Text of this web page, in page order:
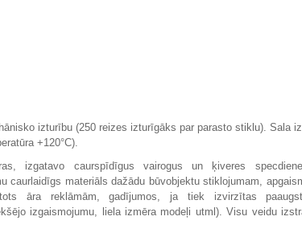
izturību (250 reizes izturīgāks par parasto stiklu). Sala
+120°С).
izgatavo caurspīdīgus vairogus un ķiveres
caurlaidīgs materiāls dažādu būvobjektu stiklojumam,
āra reklāmām, gadījumos, ja tiek izvirzītas
izgaismojumu, liela izmēra modeļi utml). Visu veidu